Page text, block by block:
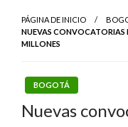
PÁGINA DE INICIO
NUEVAS CONVOCATORIAS
MILLONES
BOGOTÁ
Nuevas